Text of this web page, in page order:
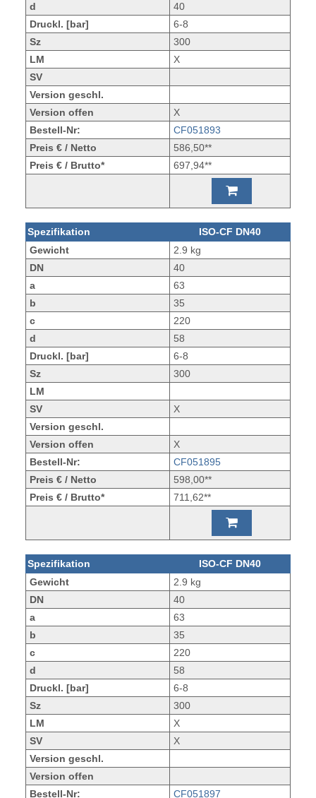
d
40
Druckl. [bar]
6-8
Sz
300
LM
X
SV
Version geschl.
Version offen
X
Bestell-Nr:
CF051893
Preis € / Netto
586,50**
Preis € / Brutto*
697,94**
Spezifikation
ISO-CF DN40
Gewicht
2.9 kg
DN
40
a
63
b
35
c
220
d
58
Druckl. [bar]
6-8
Sz
300
LM
SV
X
Version geschl.
Version offen
X
Bestell-Nr:
CF051895
Preis € / Netto
598,00**
Preis € / Brutto*
711,62**
Spezifikation
ISO-CF DN40
Gewicht
2.9 kg
DN
40
a
63
b
35
c
220
d
58
Druckl. [bar]
6-8
Sz
300
LM
X
SV
X
Version geschl.
Version offen
Bestell-Nr:
CF051897